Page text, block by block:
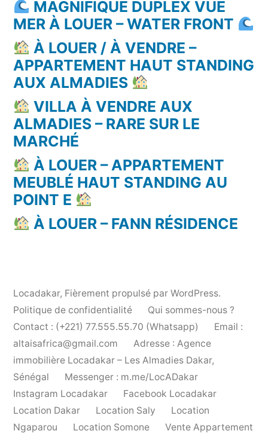
MAGNIFIQUE DUPLEX VUE
MER À LOUER – WATER FRONT
À LOUER / À VENDRE –
APPARTEMENT HAUT STANDING
AUX ALMADIES
VILLA À VENDRE AUX
ALMADIES – RARE SUR LE
MARCHÉ
À LOUER – APPARTEMENT
MEUBLÉ HAUT STANDING AU
POINT E
À LOUER – FANN RÉSIDENCE
Locadakar, Fièrement propulsé par WordPress.
Politique de confidentialité
Qui sommes-nous ?
Contact : (+221) 77.555.55.70 (Whatsapp)
Email :
altaisafrica@gmail.com
Adresse : Agence
immobilière Locadakar – Les Almadies Dakar,
Sénégal
Messenger : m.me/LocADakar
Instagram Locadakar
Facebook Locadakar
Location Dakar
Location Saly
Location
Ngaparou
Location Somone Vente Appartement